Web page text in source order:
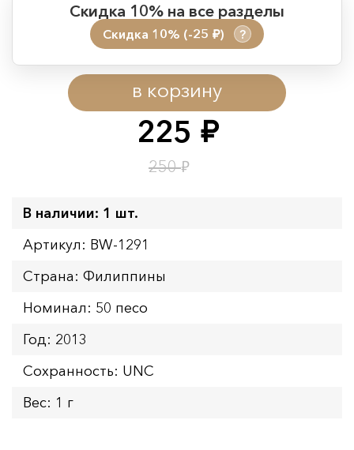
225 руб.
250₽
в корзину
Скидка 10% на все разделы
Скидка 10% (-25 руб.) ?
Период действия акции:
Начало:
08.08.2026 00:01
Окончание:
09.08.2026 23:59
Время до окончания:
В наличии: 1 шт.
Артикул: BW-1291
Страна: Филиппины
Номинал: 50 песо
Год: 2013
Сохранность: UNC
Вес: 1 г